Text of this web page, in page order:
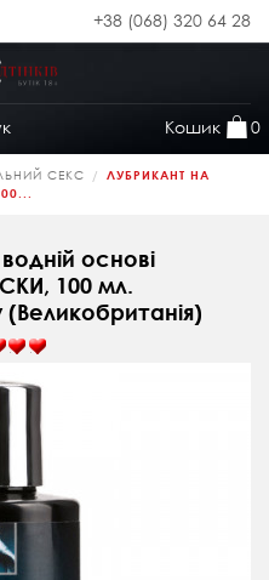
+38 (068) 320 64 28
Кошик 0
СЕКС
ЛУБРИКАНТ НА
основі
100 мл.